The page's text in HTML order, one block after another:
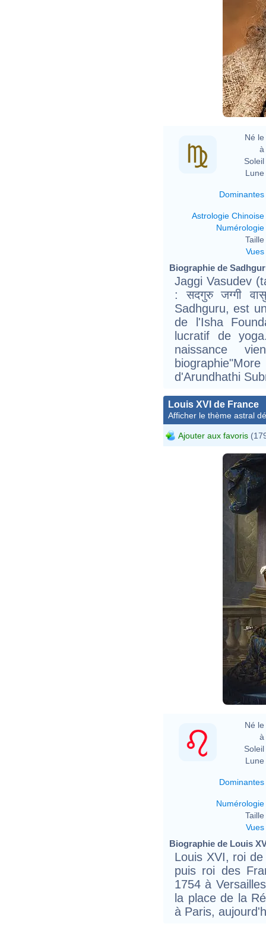
Né le
à
Soleil
Lune
Dominantes
Astrologie Chinoise
Numérologie
Taille
Vues
Biographie de
Jaggi Vasudev
: सदगुरु जग्गी
Sadhguru, est
de l'Isha
lucratif de
naissance
d'Arundhathi
Louis XVI de France
Afficher le thème astral
Ajouter aux favoris
Né le
à
Soleil
Lune
Dominantes
Numérologie
Taille
Vues
Biographie de Louis
Louis XVI, roi
puis roi des
1754 à
la place de la
à Paris,